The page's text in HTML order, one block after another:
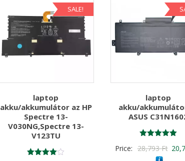
SALE!
laptop
akku/akkumulátor az HP
Spectre 13-
V030NG,Spectre 13-
V123TU
laptop
akku/
ASUS
5.00
/ 5
Price: 28,793Ft